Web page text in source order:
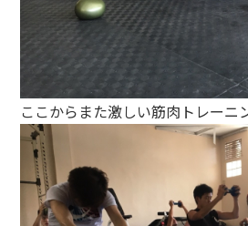
ここからまた激しい筋肉トレーニ